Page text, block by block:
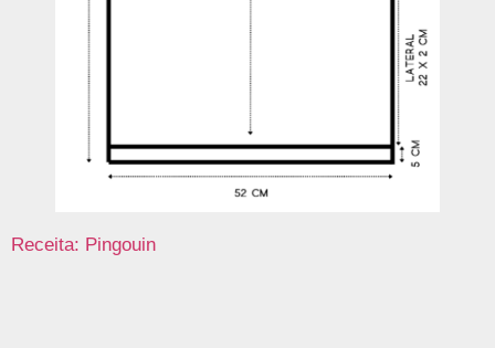
Receita: Pingouin